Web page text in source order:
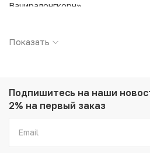
Вачиралонгкорн».
Металл: Медно-никелевый
Вес: 7.5 г
Тираж: 9.000.000
Показать
Подпишитесь на наши
2% на первый заказ